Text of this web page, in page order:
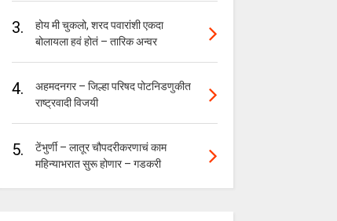
3.
होय मी चुकलो, शरद पवारांशी एकदा
बोलायला हवं होतं – तारिक अन्वर
4.
अहमदनगर – जिल्हा परिषद पोटनिडणुकीत
राष्ट्रवादी विजयी
5.
टेंभुर्णी – लातूर चौपदरीकरणाचं काम
महिन्याभरात सुरू होणार – गडकरी